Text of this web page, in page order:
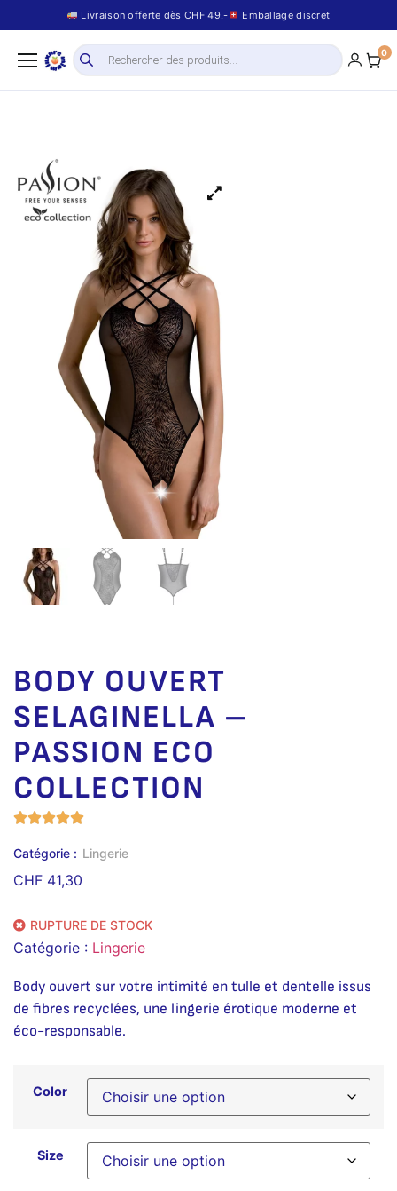
Livraison offerte dès CHF 49.- Emballage discret
0
BODY OUVERT
SELAGINELLA –
PASSION ECO
COLLECTION
Catégorie : Lingerie
CHF 41,30
RUPTURE DE STOCK
Catégorie : Lingerie
Body ouvert sur votre intimité en tulle et dentelle issus
de fibres recyclées, une lingerie érotique moderne et
éco-responsable.
Color
Size